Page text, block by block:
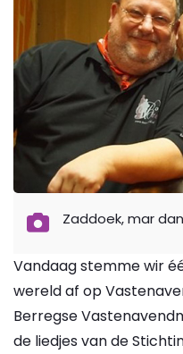
Zaddoek, mar
Vandaag stemme wir
wereld af op
Berregse
de liedjes van de